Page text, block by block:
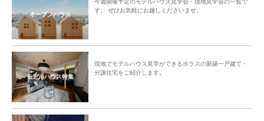
オープンハウス
今週開催予定のモデルハウス見学会・現地見学会の一覧で
す。 ぜひお気軽にお越しくださいませ。
モデルハウス特集
現地でモデルハウス見学ができるポラスの新築一戸建て・
分譲住宅をご紹介します。